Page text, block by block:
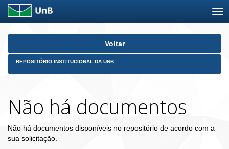
Skip
Voltar
REPOSITÓRIO INSTITUCIONAL DA UNB
Não há documentos
Não há documentos disponíveis no repositório de acordo com a
sua solicitação.